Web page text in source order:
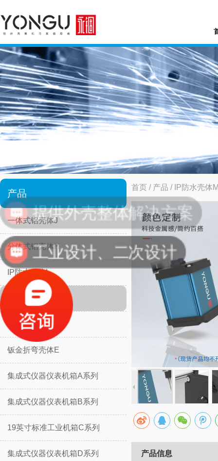
产品
一体式铝壳体J
分体式铝壳体H
IP防水壳体L
IP防水壳体M
挡板防护壳体K
钣金折弯壳体E
集成式仪器仪表机箱A系列
集成式仪器仪表机箱B系列
19英寸标准工业机箱C系列
集成式仪器仪表机箱D系列
首页 / 产品 / IP防水壳体
产品信息
工业设计、二次设计